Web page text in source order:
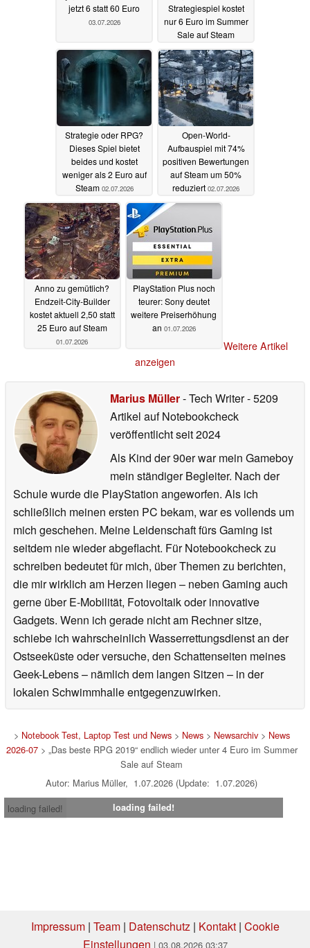
japanischer Folklore
jetzt 6 statt 60 Euro
03.07.2026
„Kriegstaktik für
Experten“: Dieses
Strategiespiel kostet
nur 6 Euro im Summer
Sale auf Steam
02.07.2026
Strategie oder RPG?
Dieses Spiel bietet
beides und kostet
weniger als 2 Euro auf
Steam02.07.2026
Open-World-
Aufbauspiel mit 74%
auf Steam um 50%
reduziert
Anno zu gemütlich?
01.07.2026
teurer: Sony deutet
weitere Preiserhöhung
Weitere Artikel
anzeigen
Marius Müller- Tech Writer- 5209
Artikel auf Notebookcheck
veröffentlichtseit 2024
Als Kind der 90er war mein Gameboy
mein ständiger Begleiter. Nach der
Schule wurde die PlayStation angeworfen. Als ich
schließlich meinen ersten PC bekam, war es vollends um
mich geschehen. Meine Leidenschaft fürs Gaming ist
seitdem nie wieder abgeflacht. Für Notebookcheck zu
schreiben bedeutet für mich, über Themen zu berichten,
die mir wirklich am Herzen liegen – neben Gaming auch
gerne über E-Mobilität, Fotovoltaik oder innovative
Gadgets. Wenn ich gerade nicht am Rechner sitze,
schiebe ich wahrscheinlich Wasserrettungsdienst an der
Geek-Lebens – nämlich dem langen Sitzen – in der
lokalen Schwimmhalle entgegenzuwirken.
> News Newsarchiv
2026-07 > „Das beste RPG 2019“ endlich wieder unter 4 Euro im Summer
Sale auf Steam